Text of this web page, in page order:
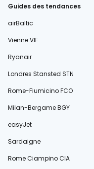
Guides des tendances
airBaltic
Vienne VIE
Ryanair
Londres Stansted STN
Rome-Fiumicino FCO
Milan-Bergame BGY
easyJet
Sardaigne
Rome Ciampino CIA